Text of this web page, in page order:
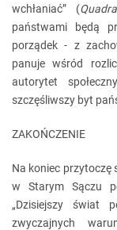
wchłaniać” (
państwami będą
porządek - z
panuje wśród
autorytet
szczęśliwszy byt
ZAKOŃCZENIE
Na koniec przytoczę
w Starym Sączu
„Dzisiejszy świat
zwyczajnych